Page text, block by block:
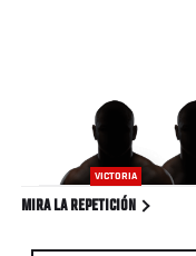
VICTORIA
MIRA LA REPETICIÓN